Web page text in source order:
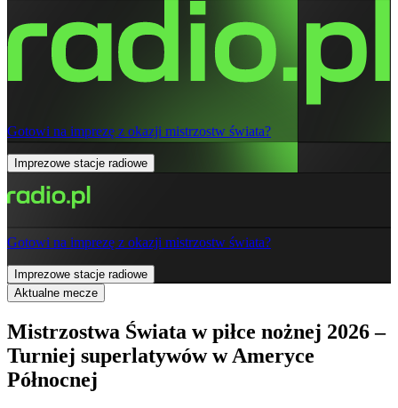
Gotowi na imprezę z okazji mistrzostw świata?
Imprezowe stacje radiowe
Gotowi na imprezę z okazji mistrzostw świata?
Imprezowe stacje radiowe
Aktualne mecze
Mistrzostwa Świata w piłce nożnej 2026 –
Turniej superlatywów w Ameryce
Północnej